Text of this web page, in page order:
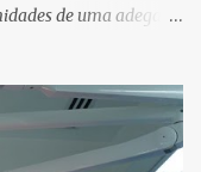
de uma adega. O
para a área
a efetuar
ainda no local. Outras